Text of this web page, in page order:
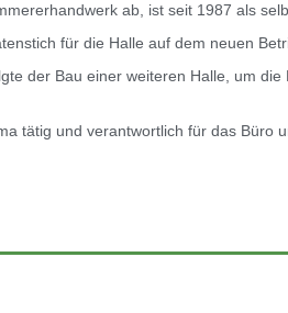
ab, ist seit 1987 als
für die Halle auf dem neuen
der Bau einer weiteren Halle, um die
tätig und verantwortlich für das Büro